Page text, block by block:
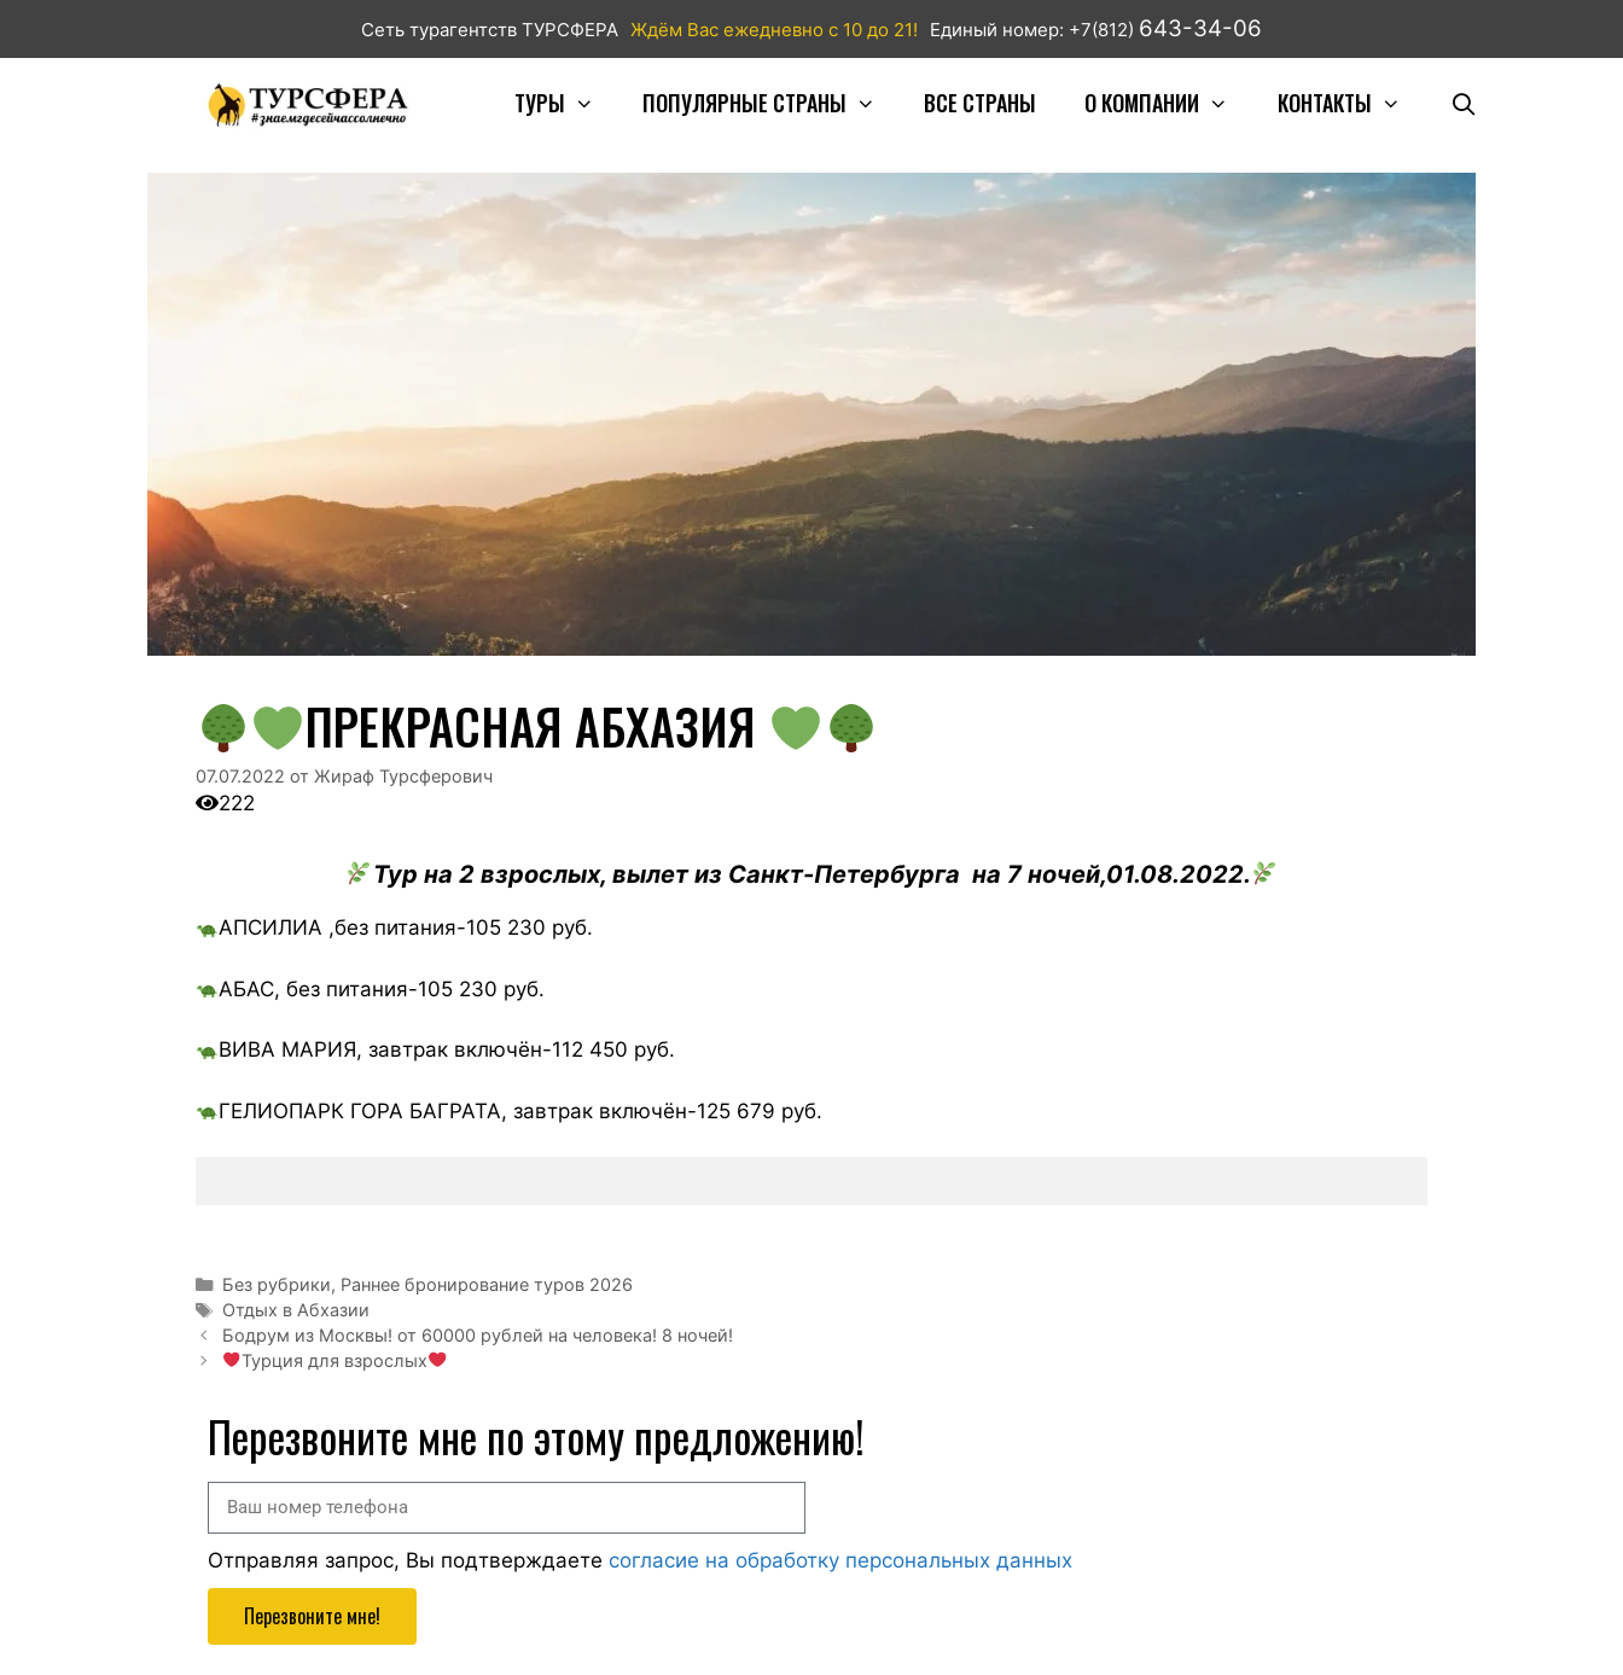
Сеть турагентств ТУРСФЕРА Ждём Вас ежедневно с 10 до 21! Единый номер: +7(812) 643-34-06
ТУРЫ ПОПУЛЯРНЫЕ СТРАНЫ ВСЕ СТРАНЫ О КОМПАНИИ КОНТАКТЫ
ПРЕКРАСНАЯ АБХАЗИЯ
07.07.2022 от Жираф Турсферович
222
Тур на 2 взрослых, вылет из Санкт-Петербурга на 7 ночей,01.08.2022.
АПСИЛИА ,без питания-105 230 руб.
АБАС, без питания-105 230 руб.
ВИВА МАРИЯ, завтрак включён-112 450 руб.
ГЕЛИОПАРК ГОРА БАГРАТА, завтрак включён-125 679 руб.
Без рубрики, Раннее бронирование туров 2026
Отдых в Абхазии
Бодрум из Москвы! от 60000 рублей на человека! 8 ночей!
Турция для взрослых
Перезвоните мне по этому предложению!
Отправляя запрос, Вы подтверждаете согласие на обработку персональных данных
Перезвоните мне!